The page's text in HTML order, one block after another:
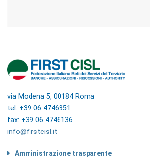
via Modena 5, 00184 Roma
tel: +39 06 4746351
fax: +39 06 4746136
info@firstcisl.it
Amministrazione trasparente